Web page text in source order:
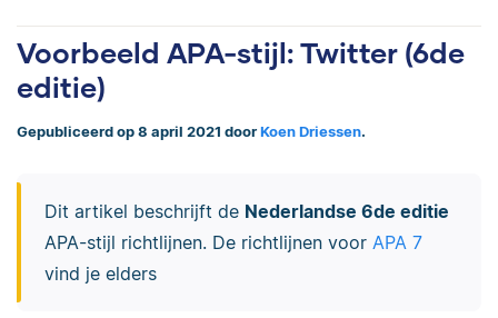
Voorbeeld APA-stijl: Twitter (6de
editie)
Gepubliceerd op 8 april 2021 door Koen Driessen.
Dit artikel beschrijft de Nederlandse 6de editie
APA-stijl richtlijnen. De richtlijnen voor APA 7
vind je elders